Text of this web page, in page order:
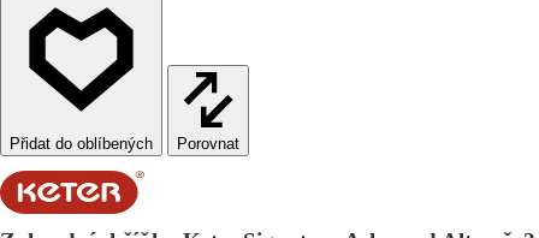
Porovnat